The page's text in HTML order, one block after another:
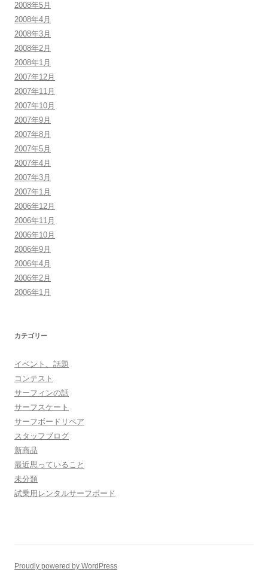
2008年5月
2008年4月
2008年3月
2008年2月
2008年1月
2007年12月
2007年11月
2007年10月
2007年9月
2007年8月
2007年5月
2007年4月
2007年3月
2007年1月
2006年12月
2006年11月
2006年10月
2006年9月
2006年4月
2006年2月
2006年1月
カテゴリー
イベント、話題
コンテスト
サーフィンの話
サーフスケート
サーフボードリペア
スタッフブログ
新商品
最近思っていること
未分類
試乗用レンタルサーフボード
Proudly powered by WordPress